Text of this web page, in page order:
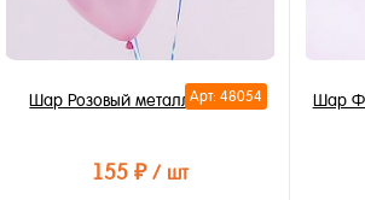
Арт: 48054
Шар Розовый металлик 30см
155 ₽ / шт
Шар